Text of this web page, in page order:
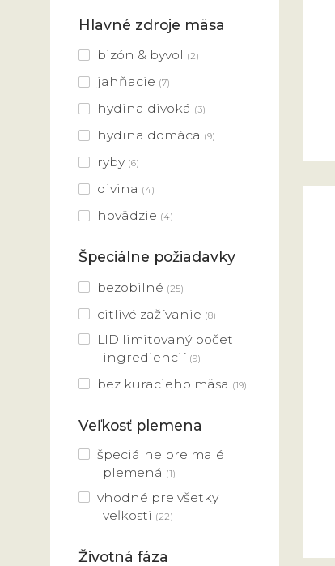
Hlavné zdroje mäsa
bizón & byvol (2)
jahňacie (7)
hydina divoká (3)
hydina domáca (9)
ryby (6)
divina (4)
hovädzie (4)
Špeciálne požiadavky
bezobilné (25)
citlivé zažívanie (8)
LID limitovaný počet
ingrediencií (9)
bez kuracieho mäsa (19)
Veľkosť plemena
špeciálne pre malé
plemená (1)
vhodné pre všetky
veľkosti (22)
Životná fáza